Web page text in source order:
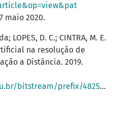
maio 2020.
LOPES, D. C.; CINTRA, M. E.
na resolução de
a Distância. 2019.
prefix/4825/1/JessicaEFS_ART.pdf